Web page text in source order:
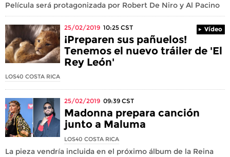
Película será protagonizada por Robert De Niro y Al Pacino
25/02/2019 10:25 CST Vídeo
¡Preparen sus pañuelos!
Tenemos el nuevo tráiler de 'El
Rey León'
LOS40 COSTA RICA
25/02/2019 09:39 CST
Madonna prepara canción
junto a Maluma
LOS40 COSTA RICA
La pieza vendría incluida en el próximo álbum de la Reina